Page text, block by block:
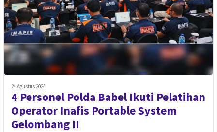
24 Agustus 2024
4 Personel Polda Babel Ikuti Pelatihan
Operator Inafis Portable System
Gelombang II